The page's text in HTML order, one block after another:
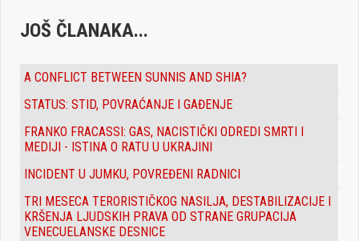
JOŠ ČLANAKA...
A CONFLICT BETWEEN SUNNIS AND SHIA?
STATUS: STID, POVRAĆANJE I GAĐENJE
FRANKO FRACASSI: GAS, NACISTIČKI ODREDI SMRTI I
MEDIJI - ISTINA O RATU U UKRAJINI
INCIDENT U JUMKU, POVREĐENI RADNICI
TRI MESECA TERORISTIČKOG NASILJA, DESTABILIZACIJE I
KRŠENJA LJUDSKIH PRAVA OD STRANE GRUPACIJA
VENECUELANSKE DESNICE